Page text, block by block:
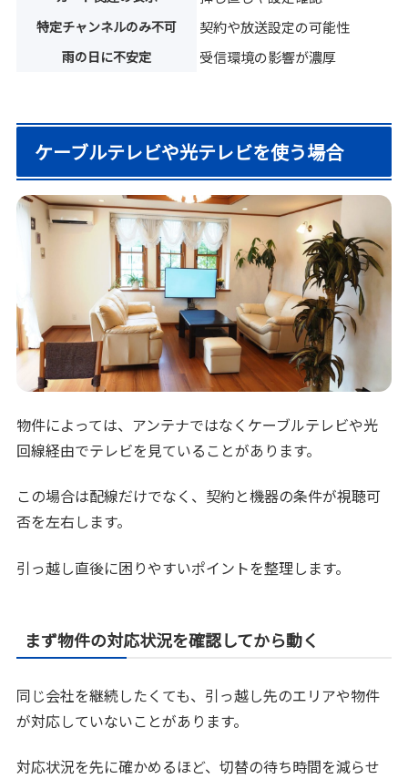
特定チャンネルのみ不可 契約や放送設定の可能性
雨の日に不安定 受信環境の影響が濃厚
ケーブルテレビや光テレビを使う場合
物件によっては、アンテナではなくケーブルテレビや光
回線経由でテレビを見ていることがあります。
この場合は配線だけでなく、契約と機器の条件が視聴可
否を左右します。
引っ越し直後に困りやすいポイントを整理します。
まず物件の対応状況を確認してから動く
同じ会社を継続したくても、引っ越し先のエリアや物件
が対応していないことがあります。
対応状況を先に確かめるほど、切替の待ち時間を減らせ